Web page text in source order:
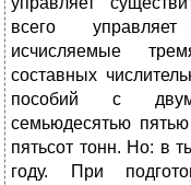
всего
исчисляемые
составных
пособий с
семьюдесятью
пятьсот тонн. Но: в
году. При